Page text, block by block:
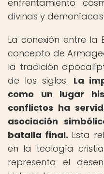
enfrentamiento
divinas y demoníacas.
La conexión entre
concepto de
la tradición
de los siglos. La
como un lugar
conflictos ha
asociación
batalla final. Esta
en la teología
representa el